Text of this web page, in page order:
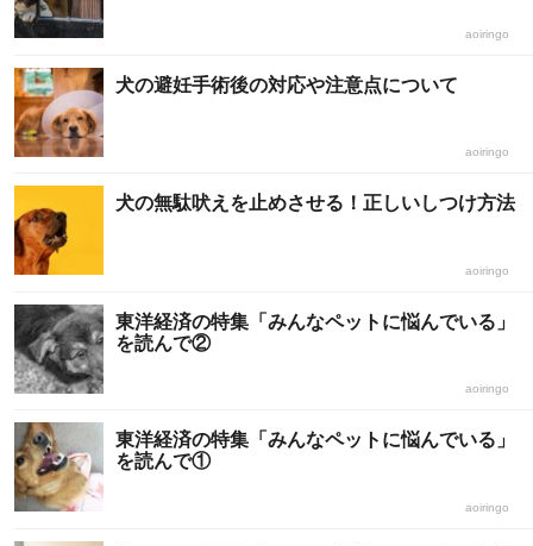
aoiringo
犬の避妊手術後の対応や注意点について
aoiringo
犬の無駄吠えを止めさせる！正しいしつけ方法
aoiringo
東洋経済の特集「みんなペットに悩んでいる」
を読んで②
aoiringo
東洋経済の特集「みんなペットに悩んでいる」
を読んで①
aoiringo